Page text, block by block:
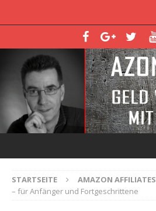
STARTSEITE AMAZON AFFILIATES
– für Anfänger und Fortgeschrittene